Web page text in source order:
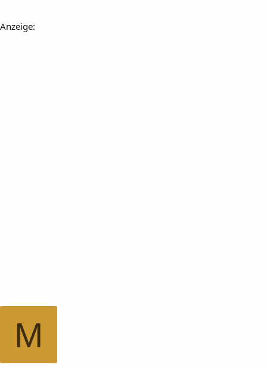
Anzeige:
M